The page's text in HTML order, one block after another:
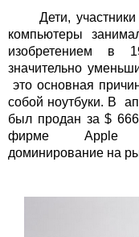
Дети, участники
компьютеры
изобретением в
значительно
это основная
собой ноутбуки. В
был продан за $
фирме Apple
доминирование на